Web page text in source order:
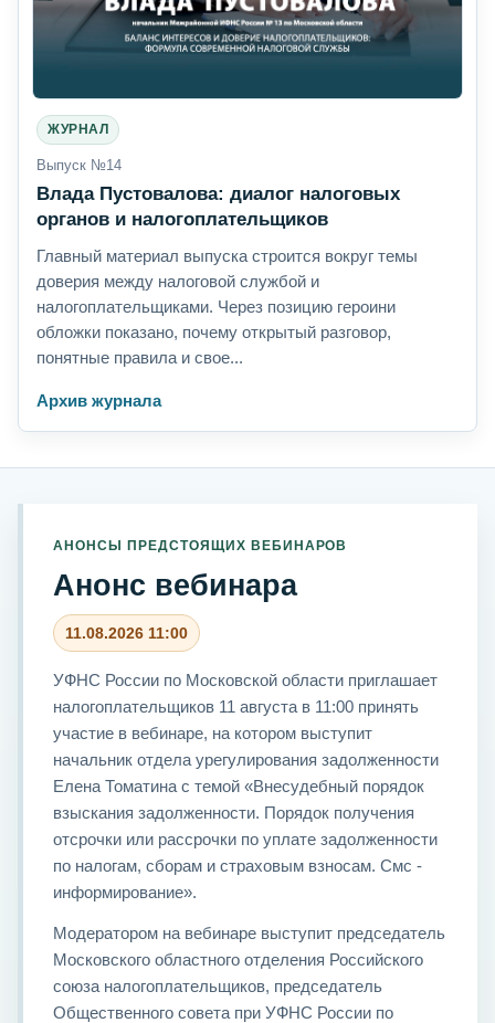
ЖУРНАЛ
Выпуск №14
Влада Пустовалова: диалог налоговых
органов и налогоплательщиков
Главный материал выпуска строится вокруг темы
доверия между налоговой службой и
налогоплательщиками. Через позицию героини
обложки показано, почему открытый разговор,
понятные правила и свое...
Архив журнала
АНОНСЫ ПРЕДСТОЯЩИХ ВЕБИНАРОВ
Анонс вебинара
11.08.2026 11:00
УФНС России по Московской области приглашает
налогоплательщиков 11 августа в 11:00 принять
участие в вебинаре, на котором выступит
начальник отдела урегулирования задолженности
Елена Томатина с темой «Внесудебный порядок
взыскания задолженности. Порядок получения
отсрочки или рассрочки по уплате задолженности
по налогам, сборам и страховым взносам. Смс -
информирование».
Модератором на вебинаре выступит председатель
Московского областного отделения Российского
союза налогоплательщиков, председатель
Общественного совета при УФНС России по